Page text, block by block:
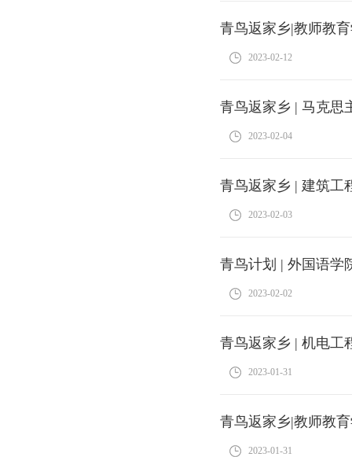
青鸟返家乡|教师教
2023-02-12
青鸟返家乡 | 马克思
2023-02-04
青鸟返家乡 | 建筑工
2023-02-03
青鸟计划 | 外国语学
2023-02-02
青鸟返家乡 | 机电工
2023-01-31
青鸟返家乡|教师教
2023-01-31